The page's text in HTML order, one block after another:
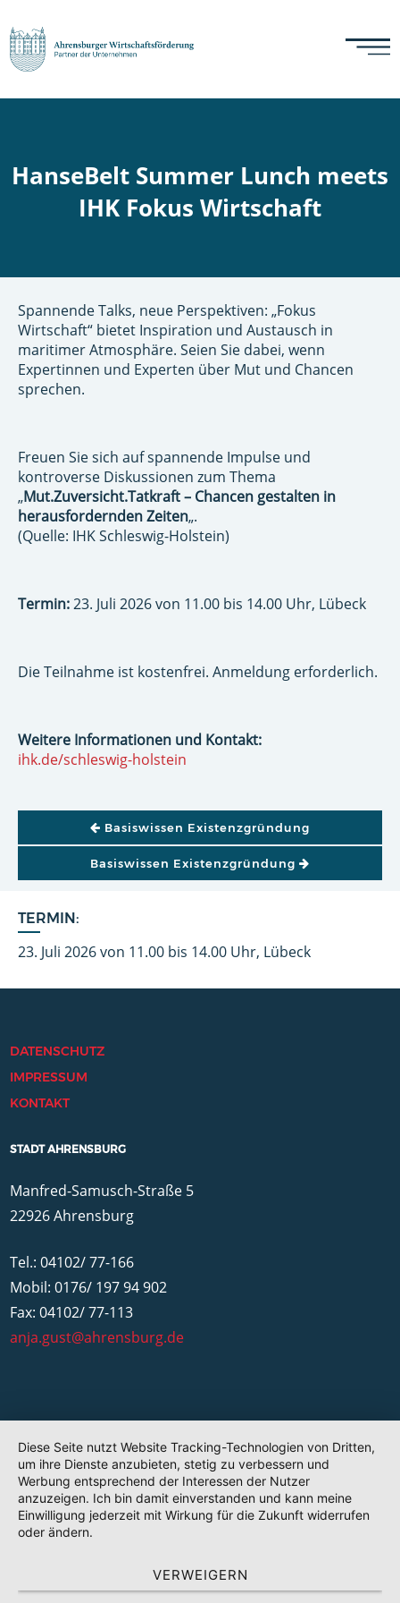
HanseBelt Summer Lunch meets
IHK Fokus Wirtschaft
TERMIN:
23. Juli 2026 von 11.00 bis 14.00 Uhr, Lübeck
Spannende Talks, neue Perspektiven: „Fokus
Wirtschaft“ bietet Inspiration und Austausch in
maritimer Atmosphäre. Seien Sie dabei, wenn
Expertinnen und Experten über Mut und Chancen
sprechen.
Freuen Sie sich auf spannende Impulse und
kontroverse Diskussionen zum Thema
„Mut.Zuversicht.Tatkraft – Chancen gestalten in
herausfordernden Zeiten„.
(Quelle: IHK Schleswig-Holstein)
Termin:23. Juli 2026 von 11.00 bis 14.00 Uhr, Lübeck
Die Teilnahme ist kostenfrei. Anmeldung erforderlich.
Weitere Informationen und Kontakt:
ihk.de/schleswig-holstein
BEITRAGSNAVIGATION
Basiswissen Existenzgründung
Basiswissen Existenzgründung
DATENSCHUTZ
IMPRESSUM
KONTAKT
STADT AHRENSBURG
Manfred-Samusch-Straße 5
22926 Ahrensburg
Tel.: 04102/ 77-166
Mobil: 0176/ 197 94 902
Fax: 04102/ 77-113
anja.gust@ahrensburg.de
Diese Seite nutzt Website Tracking-Technologien von Dritten,
um ihre Dienste anzubieten, stetig zu verbessern und
Werbung entsprechend der Interessen der Nutzer
anzuzeigen. Ich bin damit einverstanden und kann meine
Einwilligung jederzeit mit Wirkung für die Zukunft widerrufen
oder ändern.
VERWEIGERN